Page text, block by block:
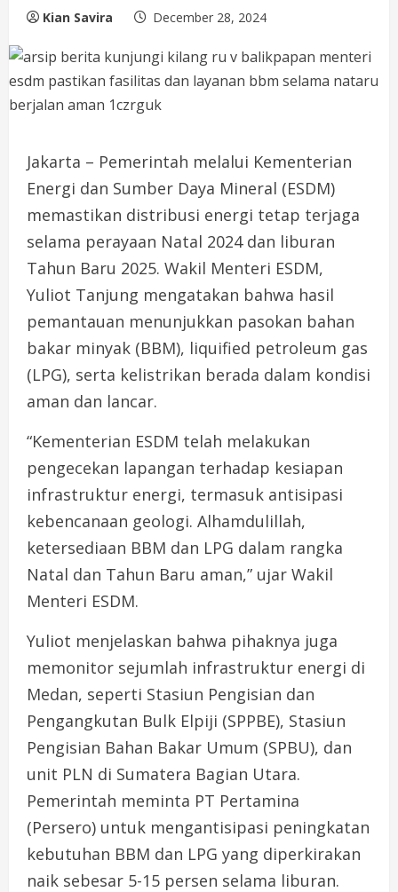
Kian Savira December 28, 2024
Jakarta – Pemerintah melalui Kementerian
Energi dan Sumber Daya Mineral (ESDM)
memastikan distribusi energi tetap terjaga
selama perayaan Natal 2024 dan liburan
Tahun Baru 2025. Wakil Menteri ESDM,
Yuliot Tanjung mengatakan bahwa hasil
pemantauan menunjukkan pasokan bahan
bakar minyak (BBM), liquified petroleum gas
(LPG), serta kelistrikan berada dalam kondisi
aman dan lancar.
“Kementerian ESDM telah melakukan
pengecekan lapangan terhadap kesiapan
infrastruktur energi, termasuk antisipasi
kebencanaan geologi. Alhamdulillah,
ketersediaan BBM dan LPG dalam rangka
Natal dan Tahun Baru aman,” ujar Wakil
Menteri ESDM.
Yuliot menjelaskan bahwa pihaknya juga
memonitor sejumlah infrastruktur energi di
Medan, seperti Stasiun Pengisian dan
Pengangkutan Bulk Elpiji (SPPBE), Stasiun
Pengisian Bahan Bakar Umum (SPBU), dan
unit PLN di Sumatera Bagian Utara.
Pemerintah meminta PT Pertamina
(Persero) untuk mengantisipasi peningkatan
kebutuhan BBM dan LPG yang diperkirakan
naik sebesar 5-15 persen selama liburan.